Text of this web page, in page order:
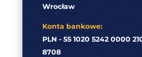
Wrocław
Konta bankowe:
PLN - 55 1020 5242 0000
8708